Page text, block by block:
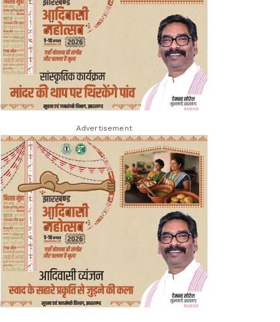
Advertisement